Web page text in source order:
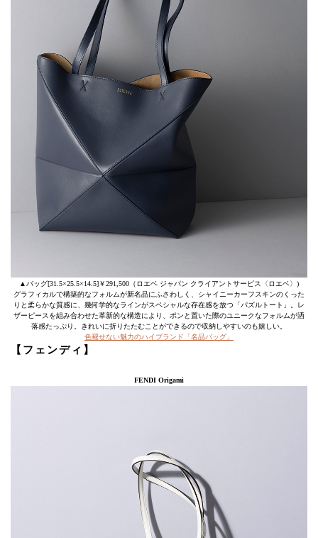
▲バッグ[31.5×25.5×14.5]￥291,500（ロエベ ジャパン クライアントサービス〈ロエベ〉)
グラフィカルで構築的なフォルムが新名品にふさわしく、シャイニーカーフスキンのくった
りと柔らかな質感に、幾何学的なラインがスペシャルな存在感を放つ「パズルトート」。レ
ザーピースを組み合わせた革新的な構造により、ポンと置いた際のユニークなフォルムが洒
落感たっぷり。きれいに折りたたむことができるので収納しやすいのも嬉しい。
色褪せない魅力のハイブランド「名品バッグ」
【フェンディ】
FENDI Origami